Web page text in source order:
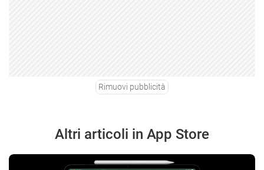
Rimuovi pubblicità
Altri articoli in App Store